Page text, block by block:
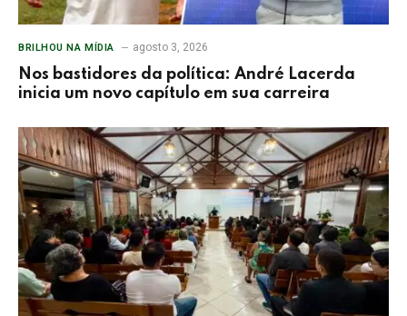
BRILHOU NA MÍDIA agosto 3, 2026
Nos bastidores da política: André Lacerda
inicia um novo capítulo em sua carreira